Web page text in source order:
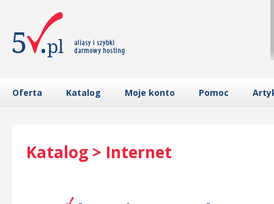
Oferta Katalog Moje konto Pomoc
Katalog > Internet